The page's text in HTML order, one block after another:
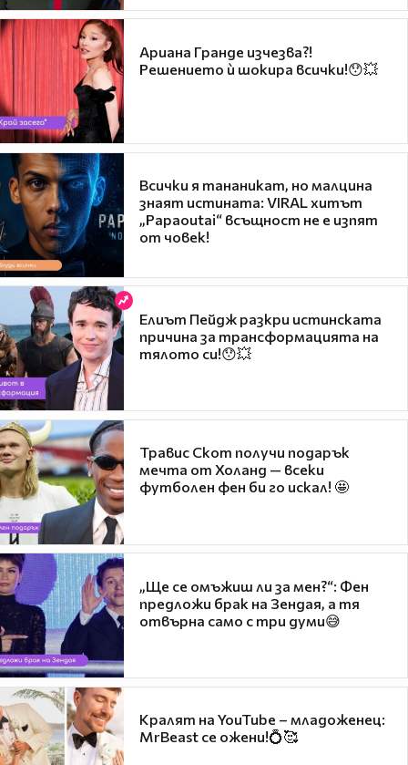
Ариана Гранде изчезва?!
Решението ѝ шокира всички!😯💥
Всички я тананикат, но малцина
знаят истината: VIRAL хитът
„Papaoutai“ всъщност не е изпят
от човек!
Елиът Пейдж разкри истинската
причина за трансформацията на
тялото си!😯💥
Травис Скот получи подарък
мечта от Холанд — всеки
футболен фен би го искал! 🤩
„Ще се омъжиш ли за мен?“: Фен
предложи брак на Зендая, а тя
отвърна само с три думи😅
Кралят на YouTube – младоженец:
MrBeast се ожени!💍🥰